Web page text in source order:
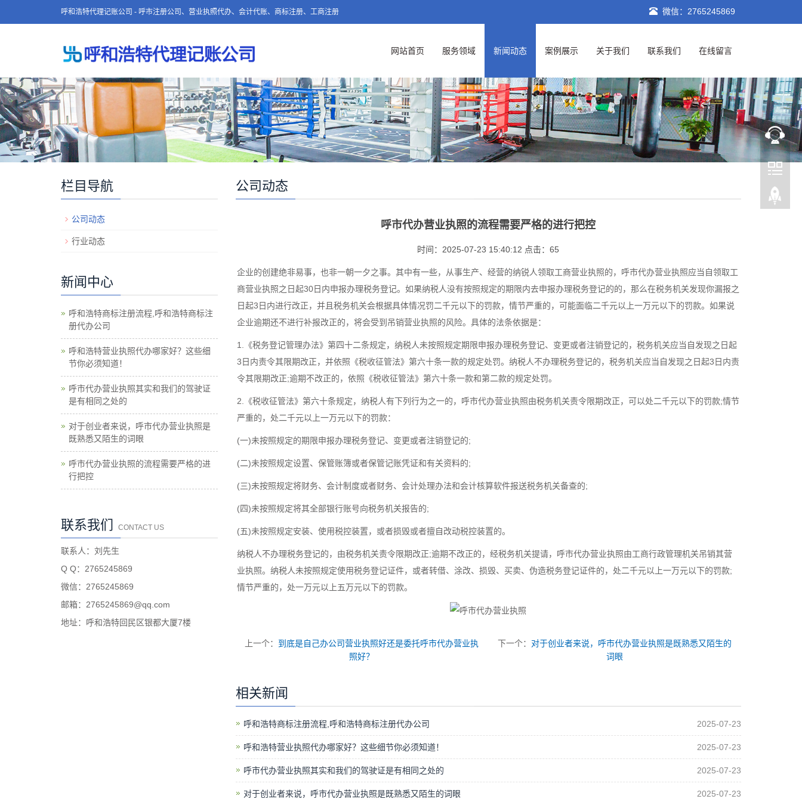
呼和浩特代理记账公司 - 呼市注册公司、营业执照代办、会计代账、商标注册、工商注册 微信：2765245869
网站首页 服务领域 新闻动态 案例展示 关于我们 联系我们 在线留言
公司动态
呼市代办营业执照的流程需要严格的进行把控
时间：2025-07-23 15:40:12 点击：65
企业的创建绝非易事，也非一朝一夕之事。其中有一些，从事生产、经营的纳锐人领取工商营业执照的，呼市代办营业执照应当自领取工
商营业执照之日起30日内申报办理税务登记。如果纳税人没有按照规定的期限内去申报办理税务登记的的，那么在税务机关发现你漏报之
日起3日内进行改正，并且税务机关会根据具体情况罚二千元以下的罚款，情节严重的，可能面临二千元以上一万元以下的罚款。如果说
企业逾期还不进行补报改正的，将会受到吊销营业执照的风险。具体的法条依据是：
1.《税务登记管理办法》第四十二条规定，纳税人未按照规定期限申报办理税务登记、变更或者注销登记的，税务机关应当自发现之日起
3日内责令其限期改正，并依照《税收征管法》第六十条一款的规定处罚。纳税人不办理税务登记的，税务机关应当自发现之日起3日内责
令其限期改正;逾期不改正的，依照《税收征管法》第六十条一款和第二款的规定处罚。
2.《税收征管法》第六十条规定，纳税人有下列行为之一的，呼市代办营业执照由税务机关责令限期改正，可以处二千元以下的罚款;情节
严重的，处二千元以上一万元以下的罚款：
(一)未按照规定的期限申报办理税务登记、变更或者注销登记的;
(二)未按照规定设置、保管账簿或者保管记账凭证和有关资料的;
(三)未按照规定将财务、会计制度或者财务、会计处理办法和会计核算软件报送税务机关备查的;
(四)未按照规定将其全部银行账号向税务机关报告的;
(五)未按照规定安装、使用税控装置，或者损毁或者擅自改动税控装置的。
纳税人不办理税务登记的，由税务机关责令限期改正;逾期不改正的，经税务机关提请，呼市代办营业执照由工商行政管理机关吊销其营
业执照。纳税人未按照规定使用税务登记证件，或者转借、涂改、损毁、买卖、伪造税务登记证件的，处二千元以上一万元以下的罚款;
情节严重的，处一万元以上五万元以下的罚款。
上一个： 到底是自己办公司营业执照好还是委托呼市代办营业执
照好？
下一个： 对于创业者来说，呼市代办营业执照是既熟悉又陌生的
词眼
相关新闻
呼和浩特商标注册流程,呼和浩特商标注册代办公司 2025-07-23
呼和浩特营业执照代办哪家好？这些细节你必须知道！ 2025-07-23
呼市代办营业执照其实和我们的驾驶证是有相同之处的 2025-07-23
对于创业者来说，呼市代办营业执照是既熟悉又陌生的词眼 2025-07-23
栏目导航
公司动态
行业动态
新闻中心
呼和浩特商标注册流程,呼和浩特商标注
册代办公司
呼和浩特营业执照代办哪家好？这些细
节你必须知道！
呼市代办营业执照其实和我们的驾驶证
是有相同之处的
对于创业者来说，呼市代办营业执照是
既熟悉又陌生的词眼
呼市代办营业执照的流程需要严格的进
行把控
联系我们 CONTACT US
联系人：刘先生
Q Q：2765245869
微信：2765245869
邮箱：2765245869@qq.com
地址：呼和浩特回民区银都大厦7楼